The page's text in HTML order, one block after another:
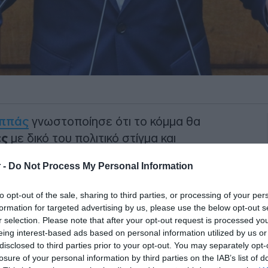
- Do Not Process My Personal Information
opt-out of the sale, sharing to third parties, or processing of your
for targeted advertising by us, please use the below opt-out
selection. Please note that after your opt-out request is processed
interest-based ads based on personal information utilized by us
to third parties prior to your opt-out. You may separately
of your personal information by third parties on the IAB’s list of
γνωστοποίησε ότι το κόμμα θα
με δικό του πολιτικό στίγμα και
από την συνεδρίαση της Κεντρικής
ξεκαθάρισε ότι
των εκλογών, αλλά όχι με όρους
ότι το κόμμα οφείλεινα
δεδομένα, μετά τις παρεμβάσεις του